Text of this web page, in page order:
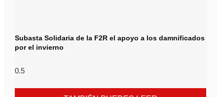
Subasta Solidaria de la F2R el apoyo a los damnificados
por el invierno